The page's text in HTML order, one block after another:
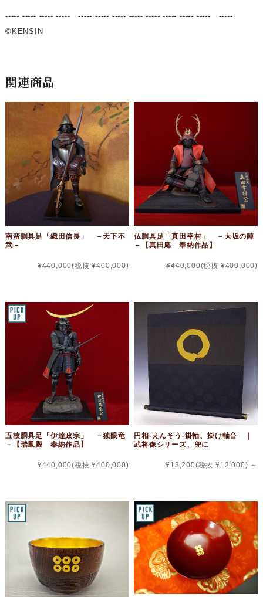
----- ----- ----- ----- ----- ----- ----- ----- ----- ----- ----- ----- -----
©KENSIN
関連商品
南蛮胴具足「織田信長」 －天下不
武－
¥440,000(税抜 ¥400,000)
仏胴具足「真田幸村」 －大坂の陣
－【真田庵 奉納作品】
¥440,000(税抜 ¥400,000)
五枚胴具足「伊達政宗」 －独眼竜
－【瑞鳳殿 奉納作品】
¥440,000(税抜 ¥400,000)
円相‐えんそう-掛軸、掛け軸台 ｜
武将像シリーズ、兜に
¥13,200(税抜 ¥12,000) ～